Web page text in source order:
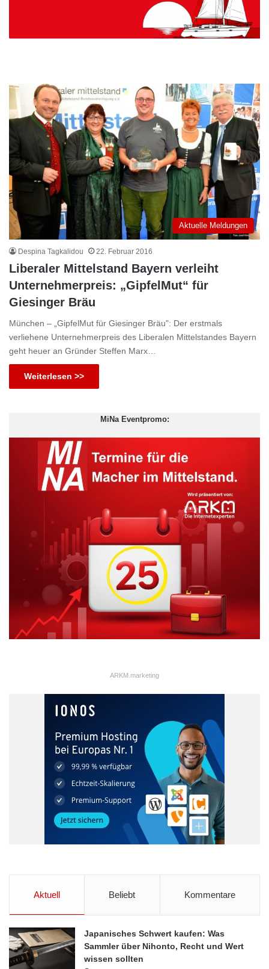
Aktuelle Meldungen
Despina Tagkalidou 22. Februar 2016
Liberaler Mittelstand Bayern verleiht
Unternehmerpreis: „GipfelMut“ für
Giesinger Bräu
München – „GipfelMut für Giesinger Bräu": Der erstmals
verliehene Unternehmerpreis des Liberalen Mittelstandes Bayern
geht heuer an Gründer Steffen Marx…
Weiterlesen >>
MiNa Eventpromo:
ARKM.marketing
Aktuell Beliebt Kommentare
Japanisches Schwert kaufen: Was
Sammler über Nihonto, Recht und Wert
wissen sollten